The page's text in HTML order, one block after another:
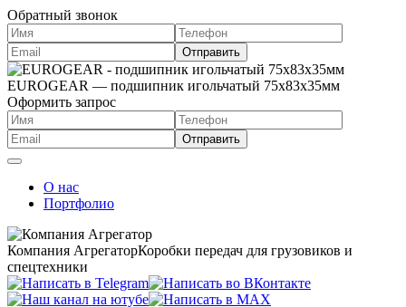
Обратный звонок
EUROGEAR — подшипник игольчатый 75x83x35мм
Оформить запрос
О нас
Портфолио
Компания АгрегаторКоробки передач для грузовиков и
спецтехники